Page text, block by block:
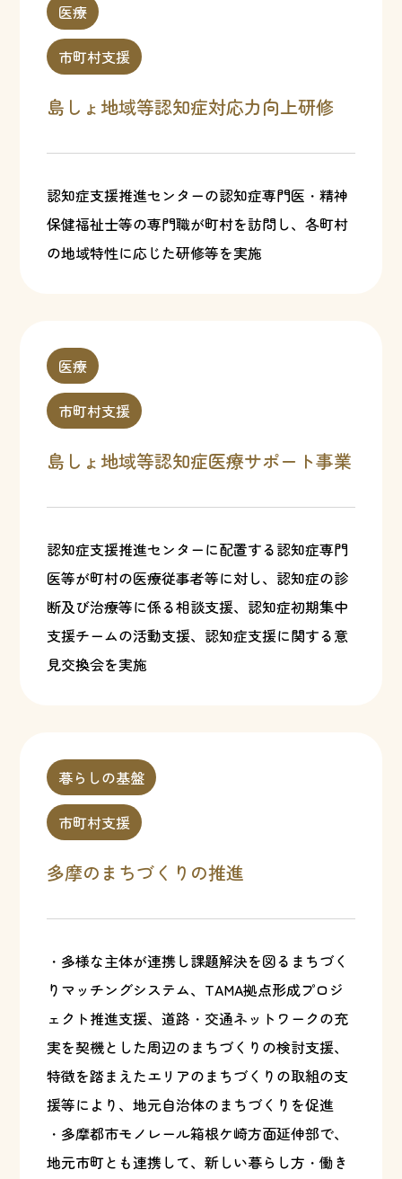
医療
市町村支援
島しょ地域等認知症対応力向上研修
認知症支援推進センターの認知症専門医・精神
保健福祉士等の専門職が町村を訪問し、各町村
の地域特性に応じた研修等を実施
医療
市町村支援
島しょ地域等認知症医療サポート事業
認知症支援推進センターに配置する認知症専門
医等が町村の医療従事者等に対し、認知症の診
断及び治療等に係る相談支援、認知症初期集中
支援チームの活動支援、認知症支援に関する意
見交換会を実施
暮らしの基盤
市町村支援
多摩のまちづくりの推進
・多様な主体が連携し課題解決を図るまちづく
りマッチングシステム、TAMA拠点形成プロジ
ェクト推進支援、道路・交通ネットワークの充
実を契機とした周辺のまちづくりの検討支援、
特徴を踏まえたエリアのまちづくりの取組の支
援等により、地元自治体のまちづくりを促進
・多摩都市モノレール箱根ケ崎方面延伸部で、
地元市町とも連携して、新しい暮らし方・働き